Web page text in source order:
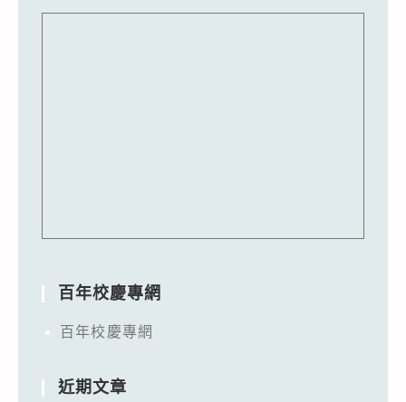
百年校慶專網
百年校慶專網
近期文章